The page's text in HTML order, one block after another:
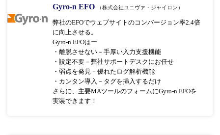
Gyro-n EFO （株式会社ユニヴァ・ジャイロン）
弊社のEFOでウェブサイトのコンバージョン率2.4倍
に向上させる。
Gyro-n EFOはー
・離脱させない－手厚い入力支援機能
・設定不要－弊社サポートデスクにお任せ
・弱点を発見－優れたログ解析機能
・カンタン導入－タグを挿入するだけ
さらに、主要MAツールのフォームにGyro-n EFOを
実装できます！